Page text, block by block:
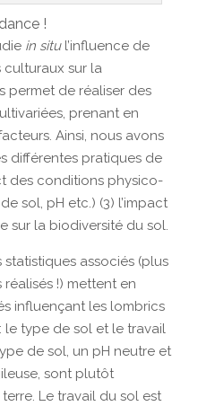
!
in situl’influence de
culturaux sur la
permet de réaliser des
prenant en
Ainsi, nous avons
différentes pratiques de
des conditions physico-
sol, pH etc.) (3) l’impact
sur la biodiversité du sol.
associés (plus
réalisés !) mettent en
influençant les lombrics
le type de sol et le travail
de sol, un pH neutre et
sont plutôt
Le travail du sol est